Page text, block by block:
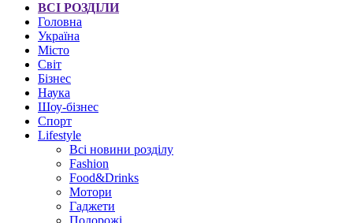
ВСІ РОЗДІЛИ
Головна
Україна
Місто
Світ
Бізнес
Наука
Шоу-бізнес
Спорт
Lifestyle
Всі новини розділу
Fashion
Food&Drinks
Мотори
Гаджети
Подорожі